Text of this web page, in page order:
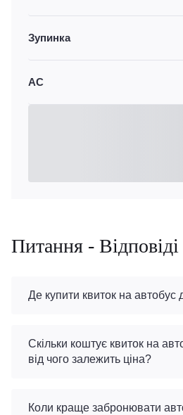
Зупинка
АС
Питання - Відповіді
Де купити квиток на автобус
Скільки коштує квиток на
від чого залежить ціна?
Коли краще забронювати